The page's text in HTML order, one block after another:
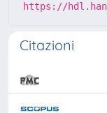
https://
Citazioni